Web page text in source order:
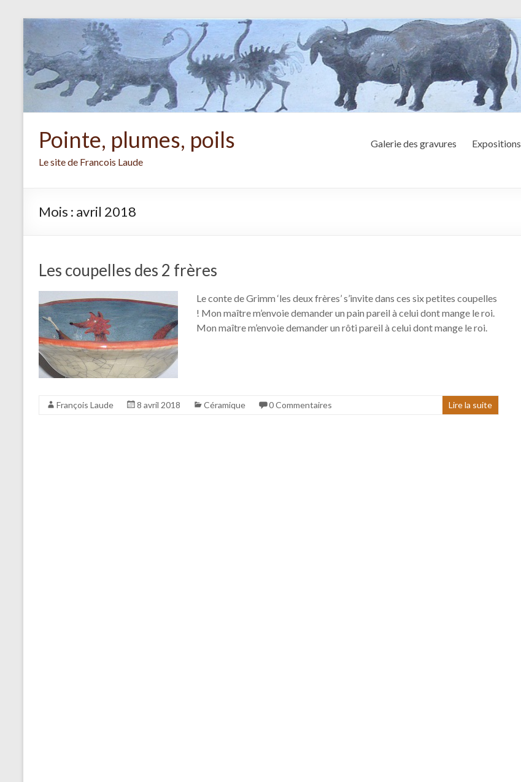
Aller
contenu
Pointe, plumes, poils
Le site de Francois Laude
Galerie des gravures Expositions
Mois : avril 2018
Les coupelles des 2 frères
Le conte de Grimm ‘les deux frères’ s’invite dans ces six petites coupelles
! Mon maître m’envoie demander un pain pareil à celui dont mange le roi.
Mon maître m’envoie demander un rôti pareil à celui dont mange le roi.
François Laude 8 avril 2018 Céramique 0 Commentaires Lire la suite